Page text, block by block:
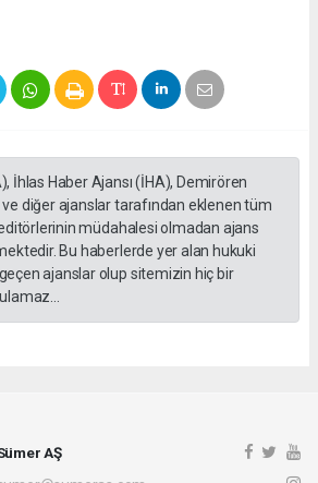
İhlas Haber Ajansı (İHA), Demirören
ve diğer ajanslar tarafından eklenen tüm
müdahalesi olmadan ajans
Bu haberlerde yer alan hukuki
ajanslar olup sitemizin hiç bir
AŞ